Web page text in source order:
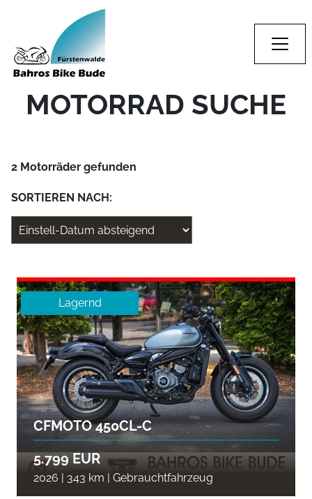
MOTORRAD SUCHE
2 Motorräder gefunden
SORTIEREN NACH:
Lagernd
CFMOTO 450CL-C
5.799 EUR
2026 | 343 km | Gebrauchtfahrzeug